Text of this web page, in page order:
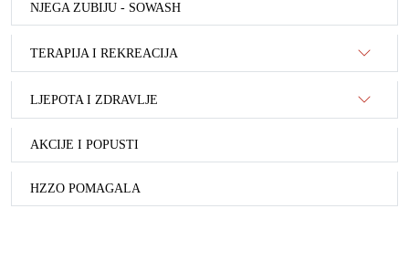
NJEGA ZUBIJU - SOWASH
TERAPIJA I REKREACIJA
LJEPOTA I ZDRAVLJE
AKCIJE I POPUSTI
HZZO POMAGALA